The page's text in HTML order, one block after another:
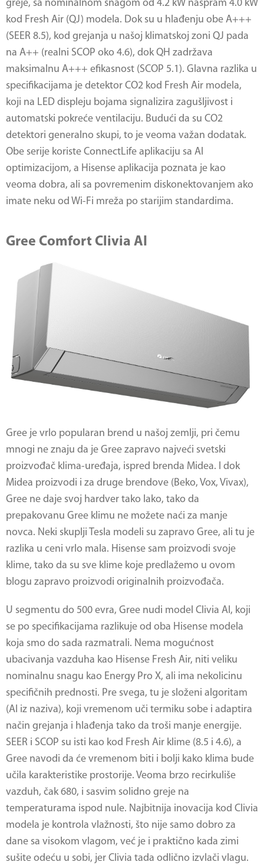
greje, sa nominalnom snagom od 4.2 kW naspram 4.0 kW
kod Fresh Air (QJ) modela. Dok su u hlađenju obe A+++
(SEER 8.5), kod grejanja u našoj klimatskoj zoni QJ pada
na A++ (realni SCOP oko 4.6), dok QH zadržava
maksimalnu A+++ efikasnost (SCOP 5.1). Glavna razlika u
specifikacijama je detektor CO2 kod Fresh Air modela,
koji na LED displeju bojama signalizira zagušljivost i
automatski pokreće ventilaciju. Budući da su CO2
detektori generalno skupi, to je veoma važan dodatak.
Obe serije koriste ConnectLife aplikaciju sa AI
optimizacijom, a Hisense aplikacija poznata je kao
veoma dobra, ali sa povremenim diskonektovanjem ako
imate neku od Wi-Fi mreža po starijim standardima.
Gree Comfort Clivia AI
Gree je vrlo popularan brend u našoj zemlji, pri čemu
mnogi ne znaju da je Gree zapravo najveći svetski
proizvođač klima-uređaja, ispred brenda Midea. I dok
Midea proizvodi i za druge brendove (Beko, Vox, Vivax),
Gree ne daje svoj hardver tako lako, tako da
prepakovanu Gree klimu ne možete naći za manje
novca. Neki skuplji Tesla modeli su zapravo Gree, ali tu je
razlika u ceni vrlo mala. Hisense sam proizvodi svoje
klime, tako da su sve klime koje predlažemo u ovom
blogu zapravo proizvodi originalnih proizvođača.
U segmentu do 500 evra, Gree nudi model Clivia AI, koji
se po specifikacijama razlikuje od oba Hisense modela
koja smo do sada razmatrali. Nema mogućnost
ubacivanja vazduha kao Hisense Fresh Air, niti veliku
nominalnu snagu kao Energy Pro X, ali ima nekolicinu
specifičnih prednosti. Pre svega, tu je složeni algoritam
(AI iz naziva), koji vremenom uči termiku sobe i adaptira
način grejanja i hlađenja tako da troši manje energije.
SEER i SCOP su isti kao kod Fresh Air klime (8.5 i 4.6), a
Gree navodi da će vremenom biti i bolji kako klima bude
učila karakteristike prostorije. Veoma brzo recirkuliše
vazduh, čak 680, i sasvim solidno greje na
temperaturama ispod nule. Najbitnija inovacija kod Clivia
modela je kontrola vlažnosti, što nije samo dobro za
dane sa visokom vlagom, već je i praktično kada zimi
sušite odeću u sobi, jer Clivia tada odlično izvlači vlagu.